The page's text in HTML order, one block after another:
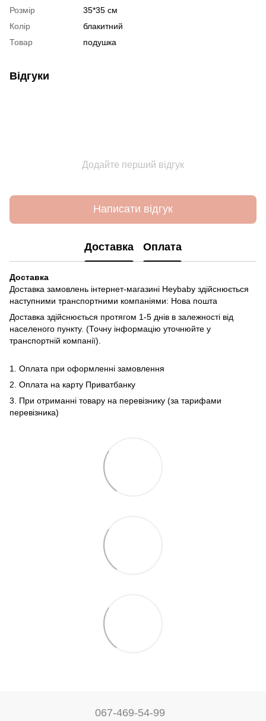
Розмір
35*35 см
Колір
блакитний
Товар
подушка
Відгуки
Додайте перший відгук
Написати відгук
Доставка Оплата
Доставка
Доставка замовлень інтернет-магазині Heybaby здійснюється
наступними транспортними компаніями: Нова пошта
Доставка здійснюється протягом 1-5 днів в залежності від
населеного пункту. (Точну інформацію уточнюйте у
транспортній компанії).
1. Оплата при оформленні замовлення
2. Оплата на карту Приватбанку
3. При отриманні товару на перевізнику (за тарифами
перевізника)
067-469-54-99